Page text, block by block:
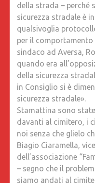
della strada – perché
sicurezza stradale è
qualsivoglia
per il
sindaco ad Aversa,
quando era
della sicurezza
in Consiglio si è
sicurezza stradale».
Stamattina sono
davanti al cimitero, i
noi senza che glielo
Biagio Ciaramella,
dell’associazione
– segno che il
siamo andati al